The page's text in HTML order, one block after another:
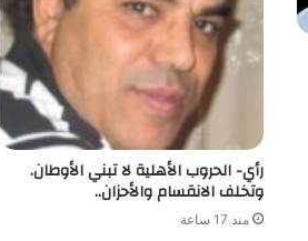
رأي- الحروب الأهلية لا تبني الأوطان.
وتخلف الانقسام والأحزان..
منذ 17 ساعة